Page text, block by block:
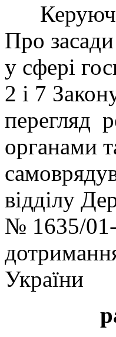
Про
у сфері
2 і 7
перегляд
органами
відділу
№ 1635/01-
України